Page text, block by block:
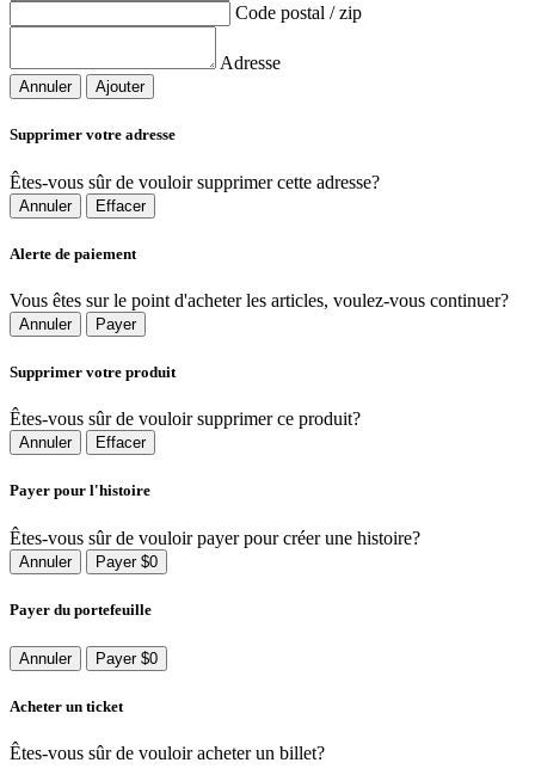
Code postal / zip
Adresse
Annuler Ajouter
Supprimer votre adresse
Êtes-vous sûr de vouloir supprimer cette adresse?
Annuler Effacer
Alerte de paiement
Vous êtes sur le point d'acheter les articles, voulez-vous continuer?
Annuler Payer
Supprimer votre produit
Êtes-vous sûr de vouloir supprimer ce produit?
Annuler Effacer
Payer pour l'histoire
Êtes-vous sûr de vouloir payer pour créer une histoire?
Annuler Payer $0
Payer du portefeuille
Annuler Payer $0
Acheter un ticket
Êtes-vous sûr de vouloir acheter un billet?